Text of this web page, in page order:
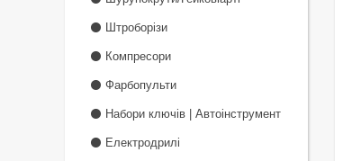
⚫ Штроборізи
⚫ Компресори
⚫ Фарбопульти
⚫ Набори ключів | Автоінструмент
⚫ Електродрилі